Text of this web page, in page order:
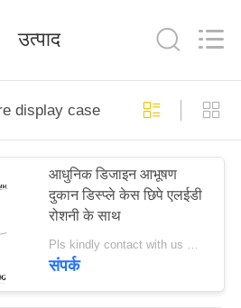
उत्पाद
display case
आधुनिक डिजाइन आभूषण
दुकान डिस्प्ले केस छिपे एलईडी
रोशनी के साथ
Pls kindly contact with us MOQ:1 दुकान या 5 सेट/आभूषण प्रदर्शन मामले
संपर्क